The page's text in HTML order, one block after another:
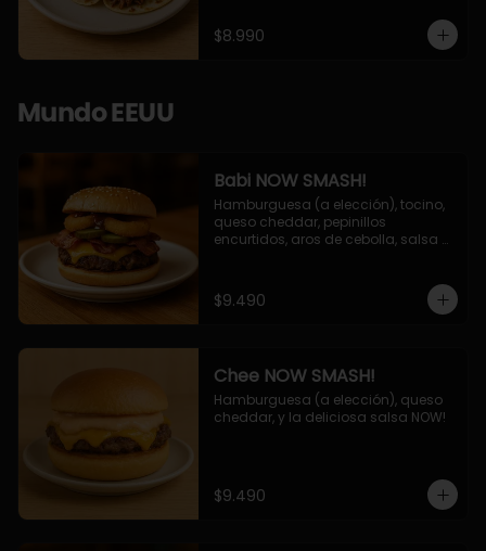
$8.990
Mundo EEUU
Babi NOW SMASH!
Hamburguesa (a elección), tocino,
queso cheddar, pepinillos
encurtidos, aros de cebolla, salsa
$9.490
Chee NOW SMASH!
Hamburguesa (a elección), queso
cheddar, y la deliciosa salsa NOW!
$9.490